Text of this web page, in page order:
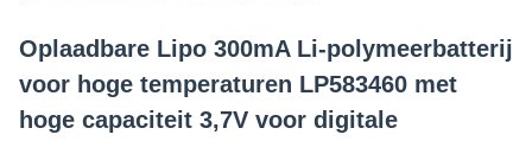
Oplaadbare Lipo 300mA Li-polymeerbatterij
voor hoge temperaturen LP583460 met
hoge capaciteit 3,7V voor digitale